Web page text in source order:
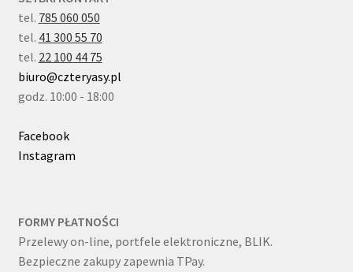
tel. 785 060 050
tel. 41 300 55 70
tel. 22 100 44 75
biuro@czteryasy.pl
godz. 10:00 - 18:00
Facebook
Instagram
FORMY PŁATNOŚCI
Przelewy on-line, portfele elektroniczne, BLIK.
Bezpieczne zakupy zapewnia TPay.